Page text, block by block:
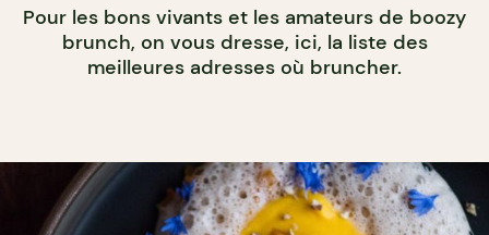
Pour les bons vivants et les amateurs de boozy
brunch, on vous dresse, ici, la liste des
meilleures adresses où bruncher.